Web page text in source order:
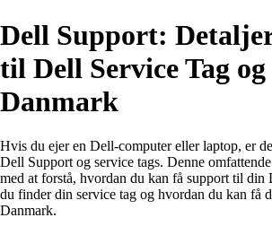
Dell Support:
til Dell Service Tag
Danmark
Hvis du ejer en Dell-computer eller laptop, er
Dell Support og service tags. Denne
med at forstå, hvordan du kan få support til din
du finder din service tag og hvordan du kan få
Danmark.